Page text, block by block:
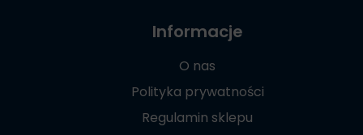
Informacje
O nas
Polityka prywatności
Regulamin sklepu